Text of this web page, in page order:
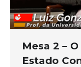
Mesa 2 –
Estado